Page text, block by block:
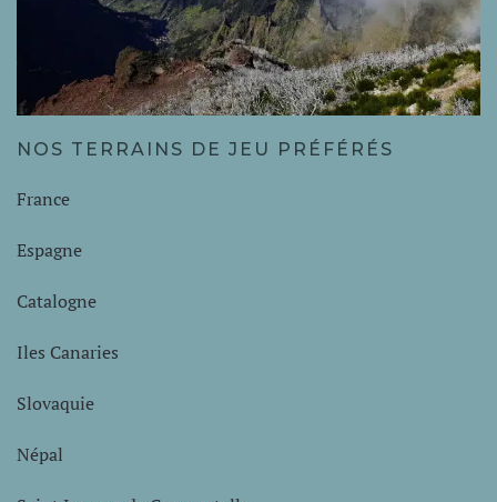
NOS TERRAINS DE JEU PRÉFÉRÉS
France
Espagne
Catalogne
Iles Canaries
Slovaquie
Népal